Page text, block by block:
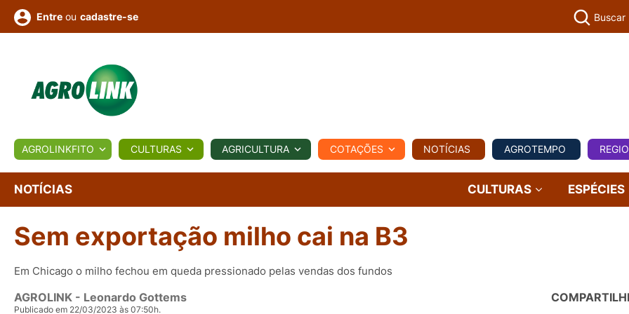
BIOLÓGICOS COTAÇÕES NOTÍCIAS AGROTEMPO REGIONAL COMERCIAL AGROVIAGENS
Conversor Colunistas Eventos
e
Vídeos
Entre ou cadastre-se Buscar
AGROLINKFITO CULTURAS AGRICULTURA COTAÇÕES NOTÍCIAS AGROTEMPO
NOTÍCIAS CULTURAS ESPÉCIES
Sem exportação milho cai na B3
Em Chicago o milho fechou em queda pressionado pelas vendas dos fundos
AGROLINK - Leonardo Gottems
Publicado em 22/03/2023 às 07:50h.